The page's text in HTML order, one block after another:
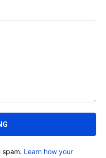
spam. Learn how your